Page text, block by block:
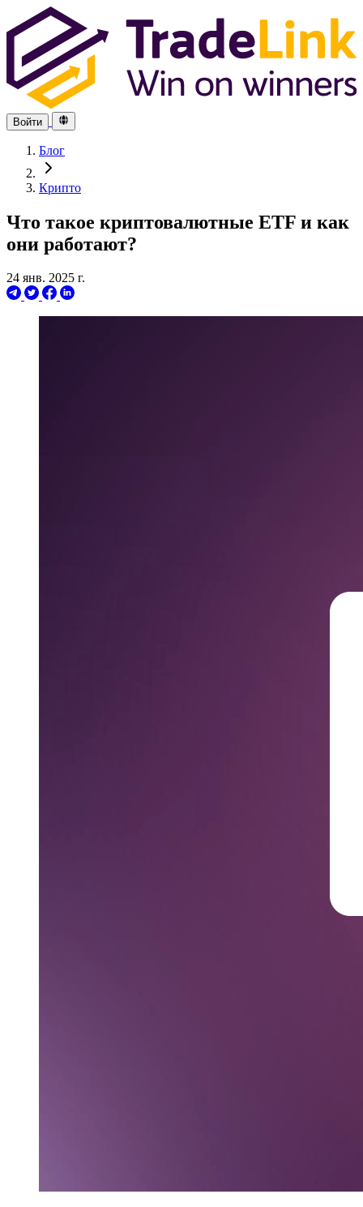
Войти
Блог
Крипто
Что такое криптовалютные ETF и как
они работают?
24 янв. 2025 г.